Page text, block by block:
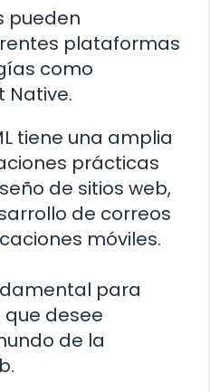
pueden
plataformas
como
Native.
tiene una amplia
prácticas
de sitios web,
de correos
móviles.
para
desee
de la